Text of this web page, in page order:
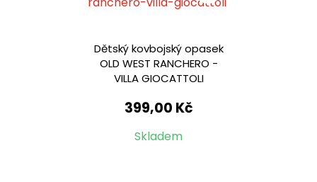
Dětský kovbojský opasek
OLD WEST RANCHERO -
VILLA GIOCATTOLI
399,00 Kč
Skladem